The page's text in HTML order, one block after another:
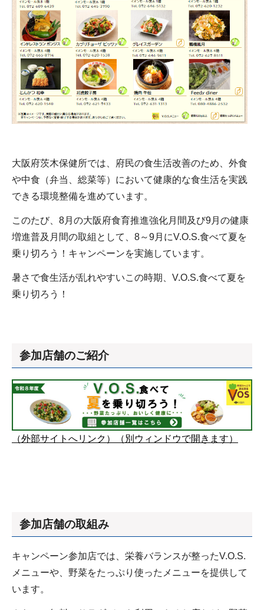
大阪府茨木保健所では、府民の食生活改善のため、外食
や中食（弁当、総菜等）において健康的な食生活を実践
できる環境整備を進めています。
このたび、8月の大阪府食育推進強化月間及び9月の健康
増進普及月間の取組として、8～9月にV.O.S.食べて夏を
乗り切ろう！キャンペーンを実施しています。
暑さで食生活が乱れやすいこの時期、V.O.S.食べて夏を
乗り切ろう！
参加店舗のご紹介
（外部サイトへリンク）（別ウィンドウで開きます）
参加店舗の取組み
キャンペーン参加店では、栄養バランスが整ったV.O.S.
メニューや、野菜をたっぷり使ったメニューを提供して
います。